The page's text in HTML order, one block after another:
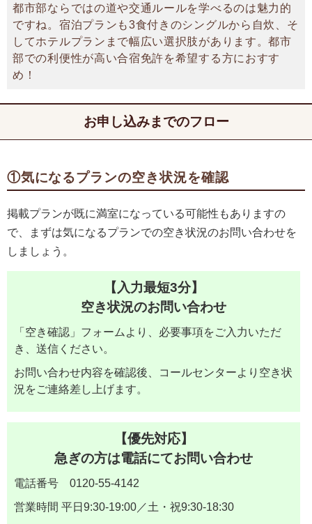
都市部ならではの道や交通ルールを学べるのは魅力的
ですね。宿泊プランも3食付きのシングルから自炊、そ
してホテルプランまで幅広い選択肢があります。都市
部での利便性が高い合宿免許を希望する方におすす
め！
お申し込みまでのフロー
①気になるプランの空き状況を確認
掲載プランが既に満室になっている可能性もありますの
で、まずは気になるプランでの空き状況のお問い合わせを
しましょう。
【入力最短3分】
空き状況のお問い合わせ
「空き確認」フォームより、必要事項をご入力いただ
き、送信ください。
お問い合わせ内容を確認後、コールセンターより空き状
況をご連絡差し上げます。
【優先対応】
急ぎの方は電話にてお問い合わせ
電話番号 0120-55-4142
営業時間 平日9:30-19:00／土・祝9:30-18:30